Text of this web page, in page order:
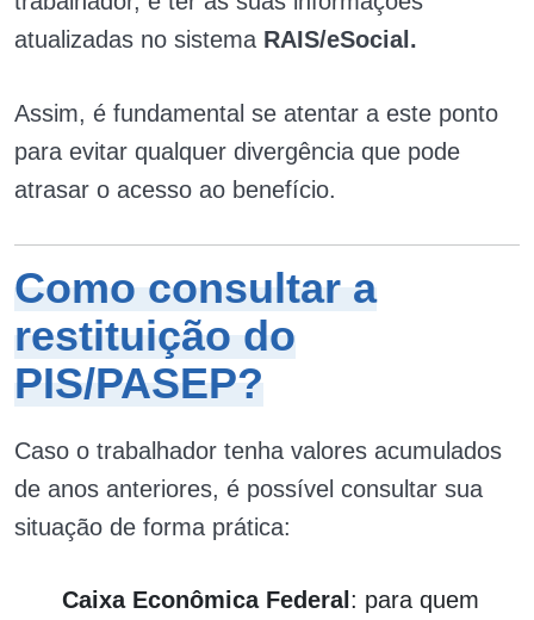
atualizadas no sistema RAIS/eSocial.
Assim, é fundamental se atentar a este ponto
para evitar qualquer divergência que pode
atrasar o acesso ao benefício.
Como consultar a
restituição do
PIS/PASEP?
Caso o trabalhador tenha valores acumulados
de anos anteriores, é possível consultar sua
situação de forma prática:
Caixa Econômica Federal: para quem